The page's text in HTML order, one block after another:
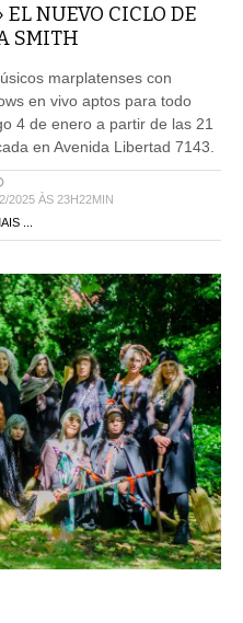
EL NUEVO CICLO DE
SMITH
marplatenses con
en vivo aptos para todo
4 de enero a partir de las 21
en Avenida Libertad 7143.
2025 ÀS 23H22MIN
...